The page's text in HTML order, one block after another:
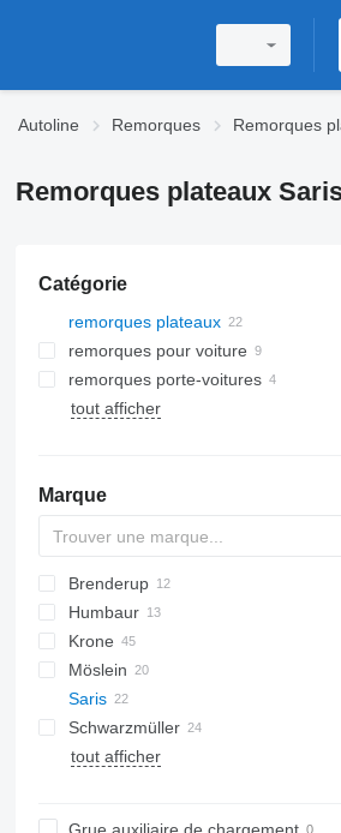
Autoline Remorques Remorques
Remorques plateaux
Catégorie
remorques plateaux
remorques pour voiture
remorques porte-voitures
tout afficher
Marque
PA
Z-series
PS
22
Brenderup
2300
5420
202
TPS
ZPS
8527
Azure
Humbaur
HA
HN
MV
Krone
ADP
AZ
ZZ
SL
Möslein
T-series
THT
TTT
TUE
PV
Saris
AWF
S-series
Schwarzmüller
PA
TCH
tout afficher
Grue auxiliaire de chargement